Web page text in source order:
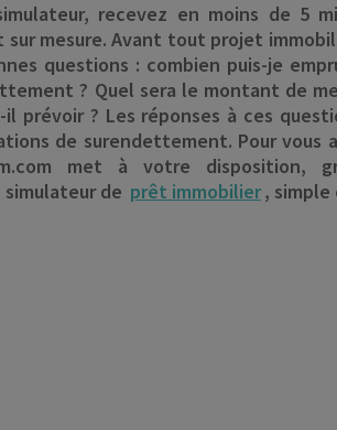
recevez en moins de 5
sur mesure. Avant tout projet
questions : combien puis-je
? Quel sera le montant de
prévoir ? Les réponses à ces
de surendettement. Pour vous
met à votre disposition,
de prêt immobilier,